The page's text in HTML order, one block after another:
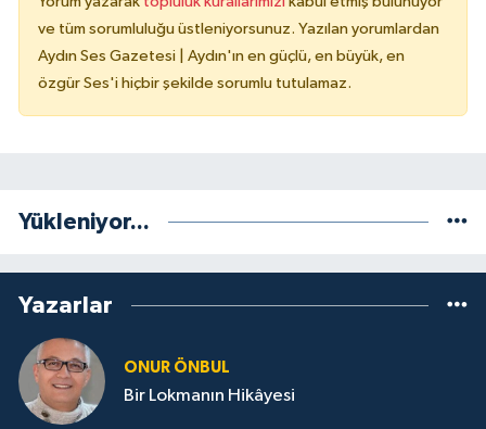
ve tüm sorumluluğu üstleniyorsunuz. Yazılan yorumlardan
Aydın Ses Gazetesi | Aydın'ın en güçlü, en büyük, en
özgür Ses'i hiçbir şekilde sorumlu tutulamaz.
Yükleniyor...
Yazarlar
ONUR ÖNBUL
Bir Lokmanın Hikâyesi